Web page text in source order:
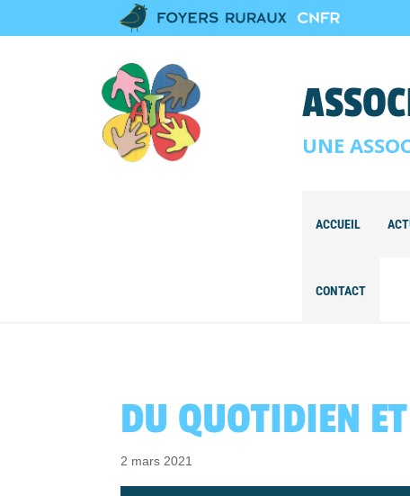
UNE
ACCUEIL
CONTACT
DU QUOTIDIEN
2 mars 2021